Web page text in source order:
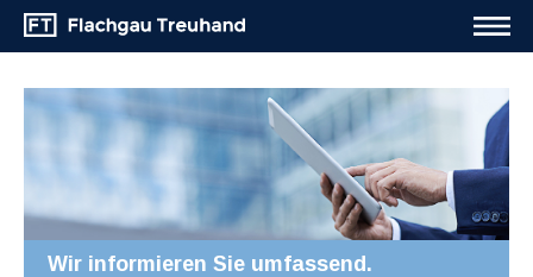
Wir informieren Sie umfassend.